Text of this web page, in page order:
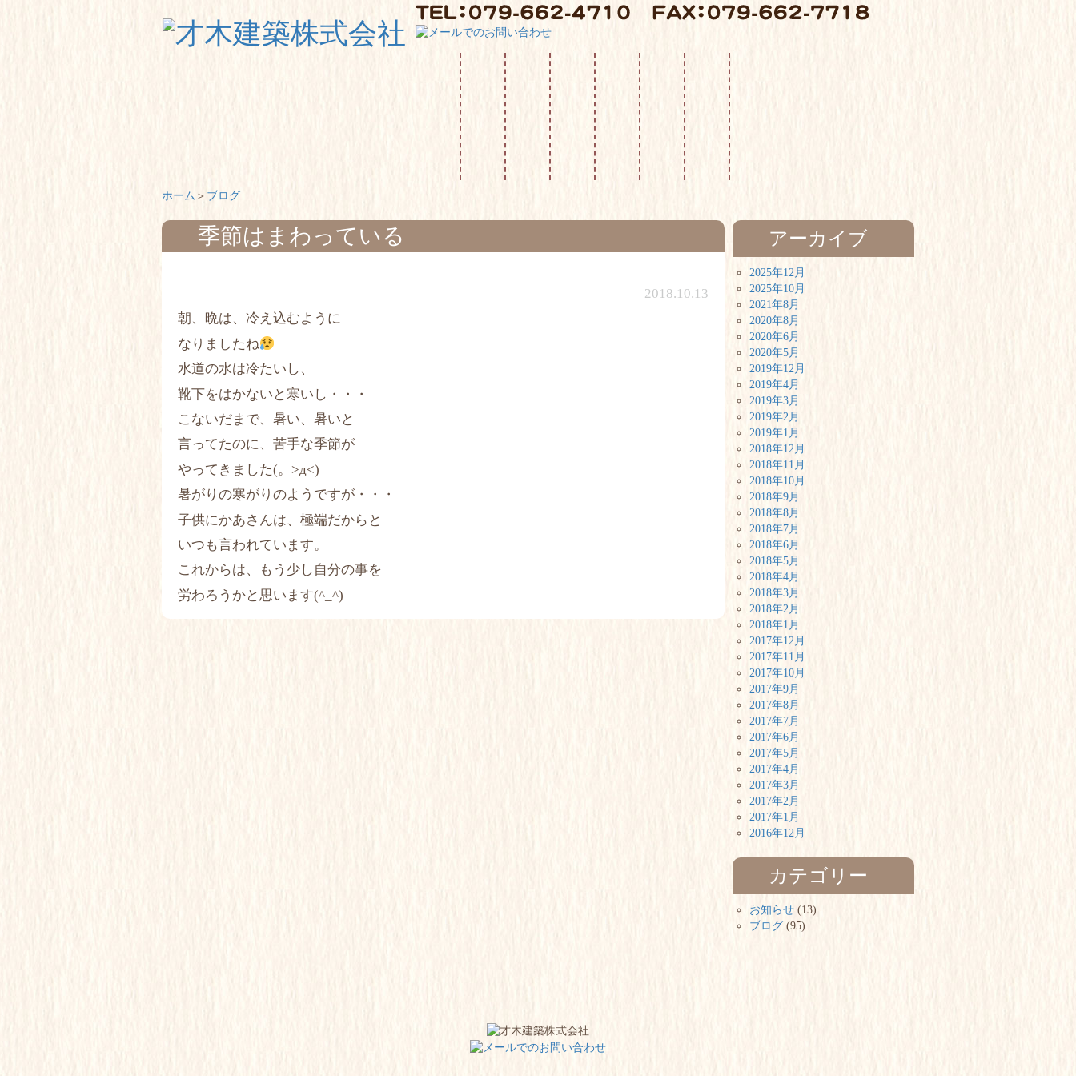
ホーム ブログ
季節はまわっている
2018.10.13
朝、晩は、冷え込むように
なりましたね
水道の水は冷たいし、
靴下をはかないと寒いし・・・
こないだまで、暑い、暑いと
言ってたのに、苦手な季節が
やってきました(。>д<)
暑がりの寒がりのようですが・・・
子供にかあさんは、極端だからと
いつも言われています。
これからは、もう少し自分の事を
労わろうかと思います(^_^)
アーカイブ
2025年12月
2025年10月
2021年8月
2020年8月
2020年6月
2020年5月
2019年12月
2019年4月
2019年3月
2019年2月
2019年1月
2018年12月
2018年11月
2018年10月
2018年9月
2018年8月
2018年7月
2018年6月
2018年5月
2018年4月
2018年3月
2018年2月
2018年1月
2017年12月
2017年11月
2017年10月
2017年9月
2017年8月
2017年7月
2017年6月
2017年5月
2017年4月
2017年3月
2017年2月
2017年1月
2016年12月
カテゴリー
お知らせ(13)
ブログ(95)